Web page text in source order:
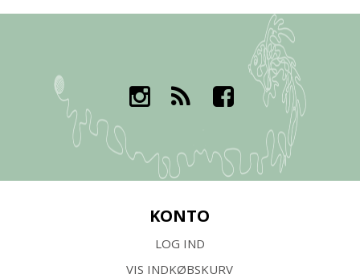
KONTO
LOG IND
VIS INDKØBSKURV